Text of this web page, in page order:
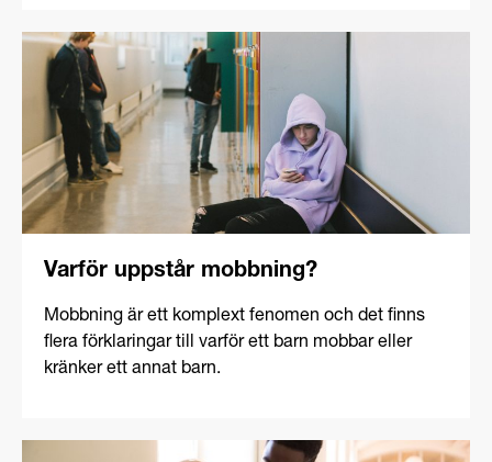
Varför uppstår mobbning?
Mobbning är ett komplext fenomen och det finns
flera förklaringar till varför ett barn mobbar eller
kränker ett annat barn.